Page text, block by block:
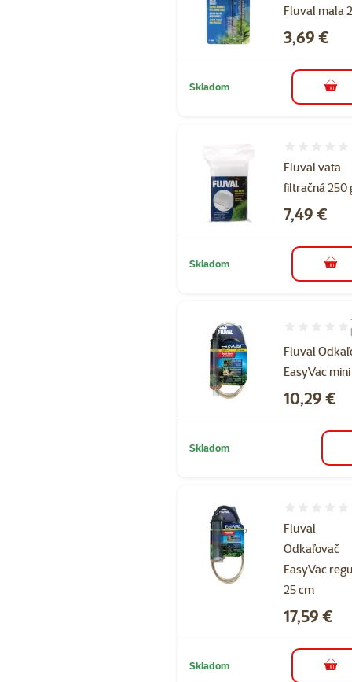
Fluval mala
Cena
3,69 €
Skladom do
Fluval vata
filtračná 250
Cena
7,49 €
Skladom do
Fluval
EasyVac mini
Hodnotenie
Cena
10,29 €
Skladom
Fluval
Odkaľovač
EasyVac
25 cm
Cena
17,59 €
Skladom do